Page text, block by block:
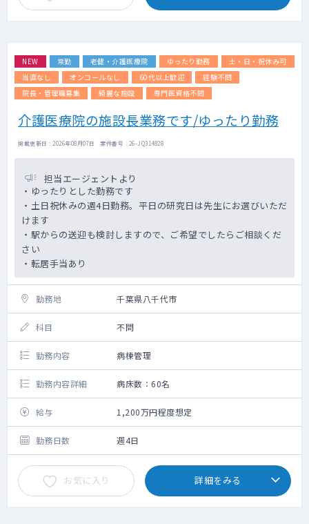
ど様々です。
当院の特徴としては、終末期の患者さんや医
≪患者数≫
200名強（2026年6月時点）
※2025年9月時点で80名程度、右肩上がりで
居宅90%、施設10％程度
ンの方は1割弱、指定難病の方は0.5割、胃ろ
うの方は数名
看取り患者数95名（2024年8月～2025年7月
の1年間）※2024年5月にオープン
多い日で8件～10件程度です。
急変などにも対応できるよう、余裕を持った
≪診療体制≫
・基本は医師1名＋看護師1名or2名＋ドライ
バー1名の体制
≪1日の流れ≫
・8:30出勤
カンファで前日夜間対応患者の申し送りを
し、重症患者や、当日往診患者、前日採血結
・9:00往診開始/診察
・13:00帰院
に入ります。
・14:00往診開始/診察
午前中同様
・17:00帰院
※技能に応じて、医師には3つのランクに分け
られ、医療的必要度の高い患者にどの程度対
※固定残業 有（20時間）
NEW 常勤 老健・介護医療院 ゆったり勤務
土・日・祝休み可
当直なし
オンコールなし 60代以上歓迎
経験不問
院長・管理職募集
綺麗な施設 専門医資格不問
介護医療院の施設長業務です/ゆったり勤務
掲載更新日 : 2026年08月07日 案件番号 : 26-JQ314828
担当エージェントより
・ゆったりとした勤務です
・土日祝休みの週4日勤務。平日の研究日は先生にお選びいただ
けます
・駅からの送迎も検討しますので、ご希望でしたらご相談くだ
さい
・転居手当あり
勤務地 千葉県八千代市
科目 不問
勤務内容 病棟管理
勤務内容詳細 病床数：60名
給与 1,200万円程度想定
勤務日数 週4日
お気に入り 詳細をみる